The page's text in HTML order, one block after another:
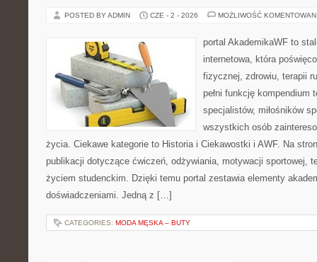
POSTED BY ADMIN CZE - 2 - 2026 MOŻLIWOŚĆ
portal AkademikaWF to
internetowa, która
fizycznej, zdrowiu, terapii
pełni funkcję kompendium
specjalistów, miłośników
wszystkich osób
życia. Ciekawe kategorie to Historia i Ciekawostki i AWF. Na
publikacji dotyczące ćwiczeń, odżywiania, motywacji sportowej,
życiem studenckim. Dzięki temu portal zestawia elementy
doświadczeniami. Jedną z […]
CATEGORIES: MODA MĘSKA – BUTY